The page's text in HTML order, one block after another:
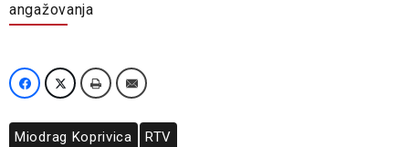
angažovanja
Miodrag Koprivica RTV